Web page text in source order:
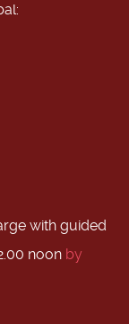
with guided
noon by